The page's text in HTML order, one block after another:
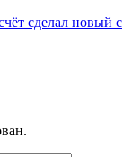
сделал новый с